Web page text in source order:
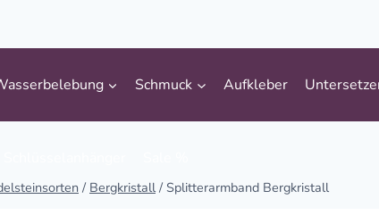
Schmuck Aufkleber
/ Bergkristall / Splitterarmband Bergkristall